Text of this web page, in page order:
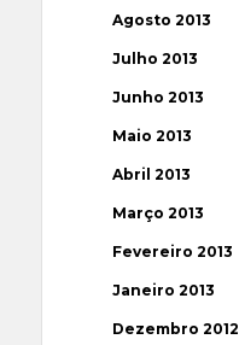
Agosto 2013
Julho 2013
Junho 2013
Maio 2013
Abril 2013
Março 2013
Fevereiro 2013
Janeiro 2013
Dezembro 2012